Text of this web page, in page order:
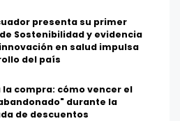
presenta su primer
Sostenibilidad y evidencia
en salud impulsa
del país
la compra: cómo vencer el
durante la
de descuentos